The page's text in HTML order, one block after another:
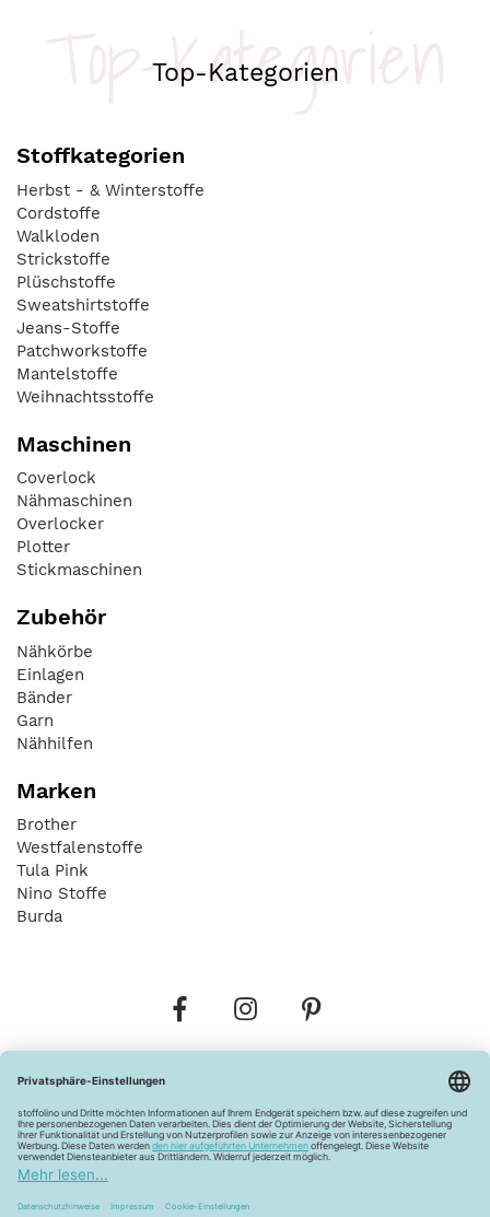
Top-Kategorien
Top-Kategorien
Stoffkategorien
Herbst - & Winterstoffe
Cordstoffe
Walkloden
Strickstoffe
Plüschstoffe
Sweatshirtstoffe
Jeans-Stoffe
Patchworkstoffe
Mantelstoffe
Weihnachtsstoffe
Maschinen
Coverlock
Nähmaschinen
Overlocker
Plotter
Stickmaschinen
Zubehör
Nähkörbe
Einlagen
Bänder
Garn
Nähhilfen
Marken
Brother
Westfalenstoffe
Tula Pink
Nino Stoffe
Burda
Widerrufsbelehrung Vertrag widerrufen
Barrierefreiheitserklärung